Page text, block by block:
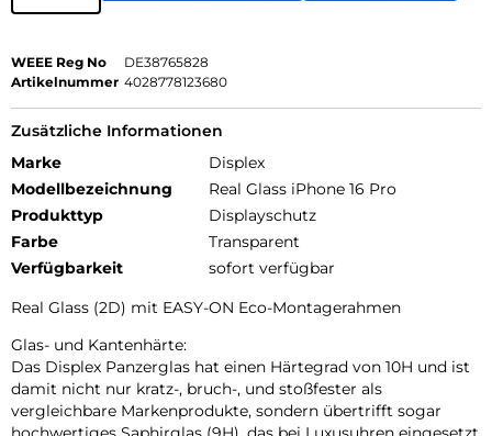
WEEE Reg No
DE38765828
Artikelnummer 4028778123680
Zusätzliche Informationen
Marke
Displex
Modellbezeichnung
Real Glass iPhone 16 Pro
Produkttyp
Displayschutz
Farbe
Transparent
Verfügbarkeit
sofort verfügbar
Real Glass (2D) mit EASY-ON Eco-Montagerahmen
Glas- und Kantenhärte:
Das Displex Panzerglas hat einen Härtegrad von 10H und ist
damit nicht nur kratz-, bruch-, und stoßfester als
vergleichbare Markenprodukte, sondern übertrifft sogar